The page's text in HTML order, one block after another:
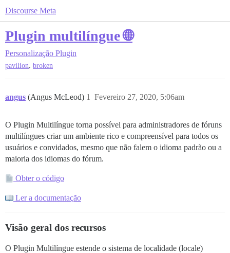
Discourse Meta
Plugin multilíngue 🌐
Personalização Plugin
pavilion, broken
angus (Angus McLeod) Fevereiro 27, 2020, 5:06am
1
O Plugin Multilíngue torna possível para administradores de fóruns
multilíngues criar um ambiente rico e compreensível para todos os
usuários e convidados, mesmo que não falem o idioma padrão ou a
maioria dos idiomas do fórum.
Obter o código
Ler a documentação
Visão geral dos recursos
O Plugin Multilíngue estende o sistema de localidade (locale)